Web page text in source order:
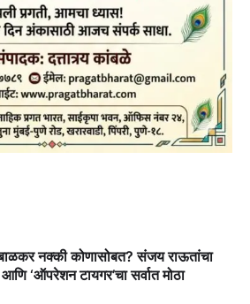
नक्की कोणासोबत? संजय राऊतांचा
‘ऑपरेशन टायगर’चा सर्वात मोठा